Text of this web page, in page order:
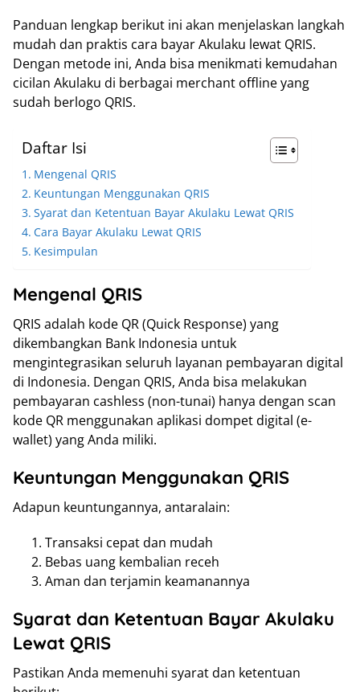
Panduan lengkap berikut ini akan menjelaskan langkah
mudah dan praktis cara bayar Akulaku lewat QRIS.
Dengan metode ini, Anda bisa menikmati kemudahan
cicilan Akulaku di berbagai merchant offline yang
sudah berlogo QRIS.
Daftar Isi
Mengenal QRIS
Keuntungan Menggunakan QRIS
Syarat dan Ketentuan Bayar Akulaku Lewat QRIS
Cara Bayar Akulaku Lewat QRIS
Kesimpulan
Mengenal QRIS
QRIS adalah kode QR (Quick Response) yang
dikembangkan Bank Indonesia untuk
mengintegrasikan seluruh layanan pembayaran digital
di Indonesia. Dengan QRIS, Anda bisa melakukan
pembayaran cashless (non-tunai) hanya dengan scan
kode QR menggunakan aplikasi dompet digital (e-
wallet) yang Anda miliki.
Keuntungan Menggunakan QRIS
Adapun keuntungannya, antaralain:
Transaksi cepat dan mudah
Bebas uang kembalian receh
Aman dan terjamin keamanannya
Syarat dan Ketentuan Bayar Akulaku
Lewat QRIS
Pastikan Anda memenuhi syarat dan ketentuan